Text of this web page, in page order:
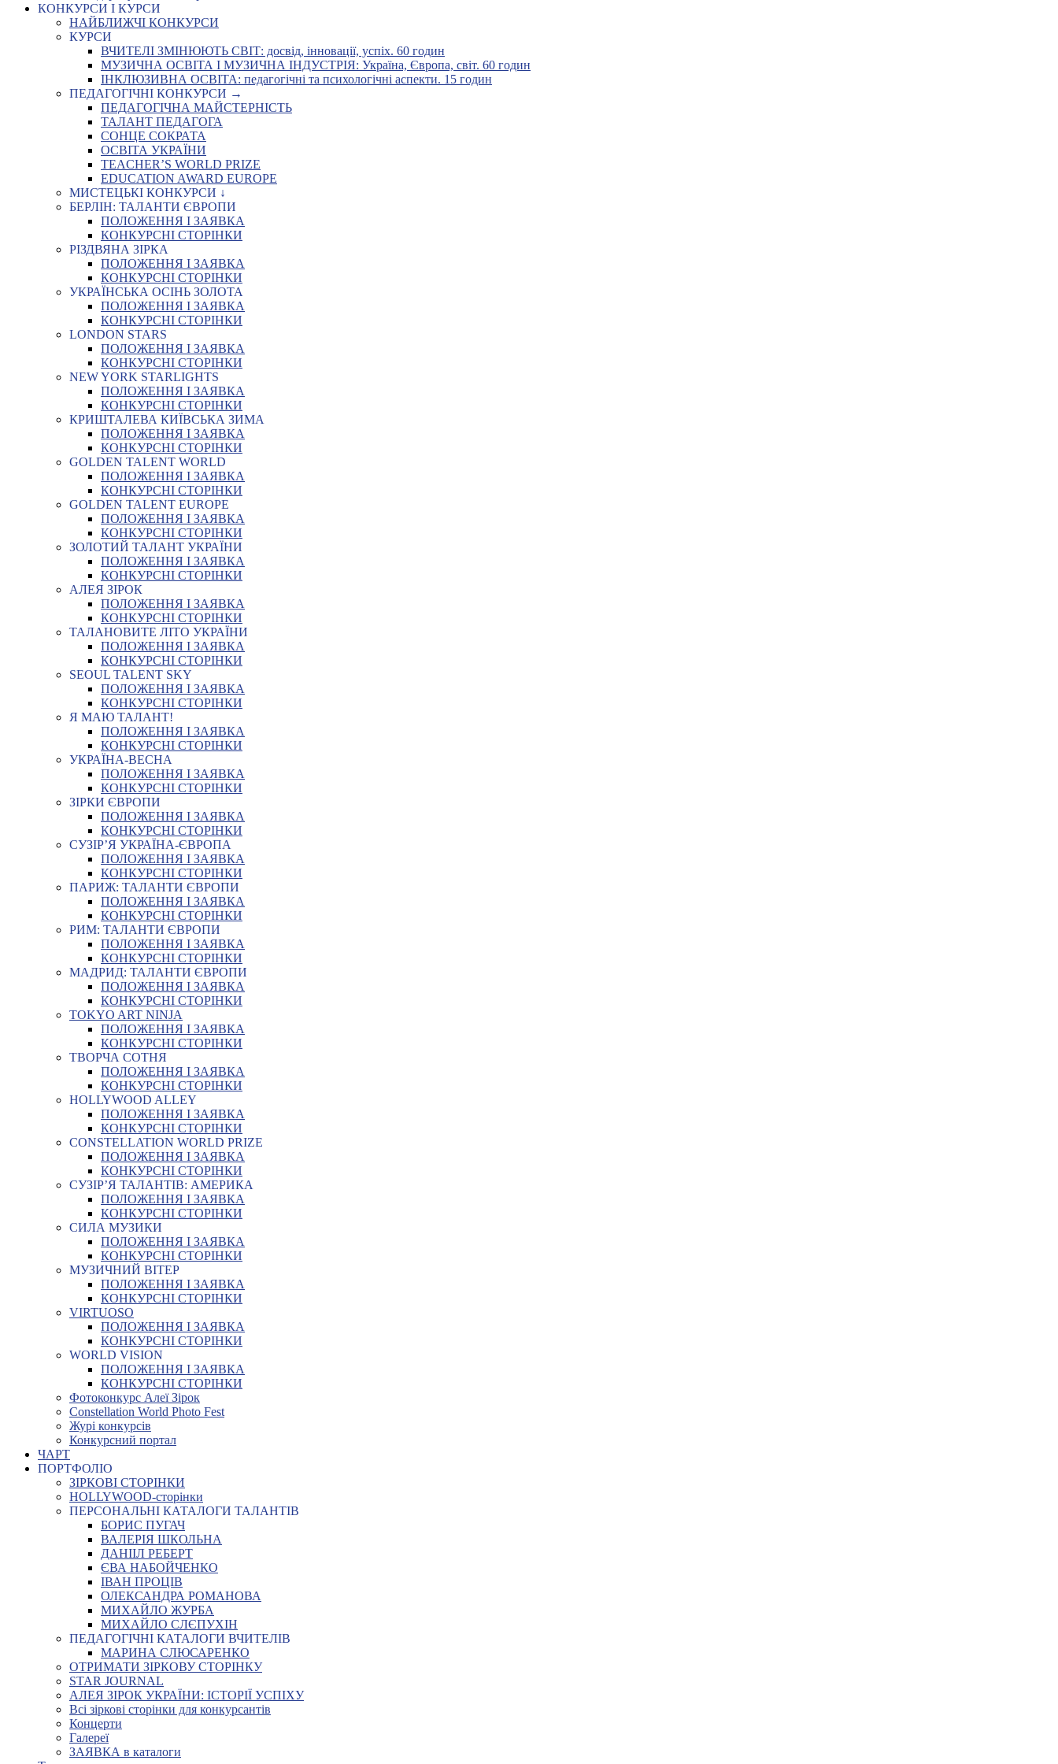
КОНКУРСИ І КУРСИ
НАЙБЛИЖЧІ КОНКУРСИ
КУРСИ
ВЧИТЕЛІ ЗМІНЮЮТЬ СВІТ: досвід, інновації, успіх. 60 годин
МУЗИЧНА ОСВІТА І МУЗИЧНА ІНДУСТРІЯ: Україна, Європа, світ. 60 годин
ІНКЛЮЗИВНА ОСВІТА: педагогічні та психологічні аспекти. 15 годин
ПЕДАГОГІЧНІ КОНКУРСИ →
ПЕДАГОГІЧНА МАЙСТЕРНІСТЬ
ТАЛАНТ ПЕДАГОГА
СОНЦЕ СОКРАТА
ОСВІТА УКРАЇНИ
TEACHER’S WORLD PRIZE
EDUCATION AWARD EUROPE
МИСТЕЦЬКІ КОНКУРСИ ↓
БЕРЛІН: ТАЛАНТИ ЄВРОПИ
ПОЛОЖЕННЯ І ЗАЯВКА
КОНКУРСНІ СТОРІНКИ
РІЗДВЯНА ЗІРКА
ПОЛОЖЕННЯ І ЗАЯВКА
КОНКУРСНІ СТОРІНКИ
УКРАЇНСЬКА ОСІНЬ ЗОЛОТА
ПОЛОЖЕННЯ І ЗАЯВКА
КОНКУРСНІ СТОРІНКИ
LONDON STARS
ПОЛОЖЕННЯ І ЗАЯВКА
КОНКУРСНІ СТОРІНКИ
NEW YORK STARLIGHTS
ПОЛОЖЕННЯ І ЗАЯВКА
КОНКУРСНІ СТОРІНКИ
КРИШТАЛЕВА КИЇВСЬКА ЗИМА
ПОЛОЖЕННЯ І ЗАЯВКА
КОНКУРСНІ СТОРІНКИ
GOLDEN TALENT WORLD
ПОЛОЖЕННЯ І ЗАЯВКА
КОНКУРСНІ СТОРІНКИ
GOLDEN TALENT EUROPE
ПОЛОЖЕННЯ І ЗАЯВКА
КОНКУРСНІ СТОРІНКИ
ЗОЛОТИЙ ТАЛАНТ УКРАЇНИ
ПОЛОЖЕННЯ І ЗАЯВКА
КОНКУРСНІ СТОРІНКИ
АЛЕЯ ЗІРОК
ПОЛОЖЕННЯ І ЗАЯВКА
КОНКУРСНІ СТОРІНКИ
ТАЛАНОВИТЕ ЛІТО УКРАЇНИ
ПОЛОЖЕННЯ І ЗАЯВКА
КОНКУРСНІ СТОРІНКИ
SEOUL TALENT SKY
ПОЛОЖЕННЯ І ЗАЯВКА
КОНКУРСНІ СТОРІНКИ
Я МАЮ ТАЛАНТ!
ПОЛОЖЕННЯ І ЗАЯВКА
КОНКУРСНІ СТОРІНКИ
УКРАЇНА-ВЕСНА
ПОЛОЖЕННЯ І ЗАЯВКА
КОНКУРСНІ СТОРІНКИ
ЗІРКИ ЄВРОПИ
ПОЛОЖЕННЯ І ЗАЯВКА
КОНКУРСНІ СТОРІНКИ
СУЗІР’Я УКРАЇНА-ЄВРОПА
ПОЛОЖЕННЯ І ЗАЯВКА
КОНКУРСНІ СТОРІНКИ
ПАРИЖ: ТАЛАНТИ ЄВРОПИ
ПОЛОЖЕННЯ І ЗАЯВКА
КОНКУРСНІ СТОРІНКИ
РИМ: ТАЛАНТИ ЄВРОПИ
ПОЛОЖЕННЯ І ЗАЯВКА
КОНКУРСНІ СТОРІНКИ
МАДРИД: ТАЛАНТИ ЄВРОПИ
ПОЛОЖЕННЯ І ЗАЯВКА
КОНКУРСНІ СТОРІНКИ
TOKYO ART NINJA
ПОЛОЖЕННЯ І ЗАЯВКА
КОНКУРСНІ СТОРІНКИ
ТВОРЧА СОТНЯ
ПОЛОЖЕННЯ І ЗАЯВКА
КОНКУРСНІ СТОРІНКИ
HOLLYWOOD ALLEY
ПОЛОЖЕННЯ І ЗАЯВКА
КОНКУРСНІ СТОРІНКИ
CONSTELLATION WORLD PRIZE
ПОЛОЖЕННЯ І ЗАЯВКА
КОНКУРСНІ СТОРІНКИ
СУЗІР’Я ТАЛАНТІВ: АМЕРИКА
ПОЛОЖЕННЯ І ЗАЯВКА
КОНКУРСНІ СТОРІНКИ
СИЛА МУЗИКИ
ПОЛОЖЕННЯ І ЗАЯВКА
КОНКУРСНІ СТОРІНКИ
МУЗИЧНИЙ ВІТЕР
ПОЛОЖЕННЯ І ЗАЯВКА
КОНКУРСНІ СТОРІНКИ
VIRTUOSO
ПОЛОЖЕННЯ І ЗАЯВКА
КОНКУРСНІ СТОРІНКИ
WORLD VISION
ПОЛОЖЕННЯ І ЗАЯВКА
КОНКУРСНІ СТОРІНКИ
Фотоконкурс Алеї Зірок
Constellation World Photo Fest
Журі конкурсів
Конкурсний портал
ЧАРТ
ПОРТФОЛІО
ЗІРКОВІ СТОРІНКИ
HOLLYWOOD-сторінки
ПЕРСОНАЛЬНІ КАТАЛОГИ ТАЛАНТІВ
БОРИС ПУГАЧ
ВАЛЕРІЯ ШКОЛЬНА
ДАНІІЛ РЕБЕРТ
ЄВА НАБОЙЧЕНКО
ІВАН ПРОЦІВ
ОЛЕКСАНДРА РОМАНОВА
МИХАЙЛО ЖУРБА
МИХАЙЛО СЛЄПУХІН
ПЕДАГОГІЧНІ КАТАЛОГИ ВЧИТЕЛІВ
МАРИНА СЛЮСАРЕНКО
ОТРИМАТИ ЗІРКОВУ СТОРІНКУ
STAR JOURNAL
АЛЕЯ ЗІРОК УКРАЇНИ: ІСТОРІЇ УСПІХУ
Всі зіркові сторінки для конкурсантів
Концерти
Галереї
ЗАЯВКА в каталоги